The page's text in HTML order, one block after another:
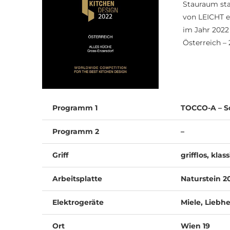
Stauraum
von LEICHT
im Jahr
Österreich –
Programm 1 TOCCO-A –
Programm 2 –
Griff grifflos,
Arbeitsplatte Naturstein
Elektrogeräte Miele,
Ort Wien 19